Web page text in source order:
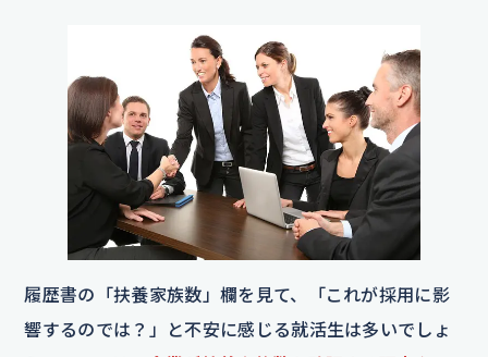
履歴書の「扶養家族数」欄を見て、「これが採用に影
響するのでは？」と不安に感じる就活生は多いでしょ